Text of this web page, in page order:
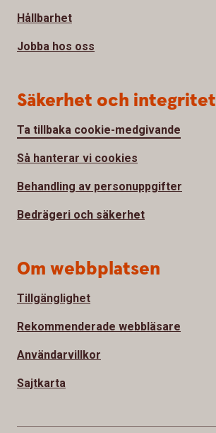
Hållbarhet
Jobba hos oss
Säkerhet och integritet
Ta tillbaka cookie-medgivande
Så hanterar vi cookies
Behandling av personuppgifter
Bedrägeri och säkerhet
Om webbplatsen
Tillgänglighet
Rekommenderade webbläsare
Användarvillkor
Sajtkarta